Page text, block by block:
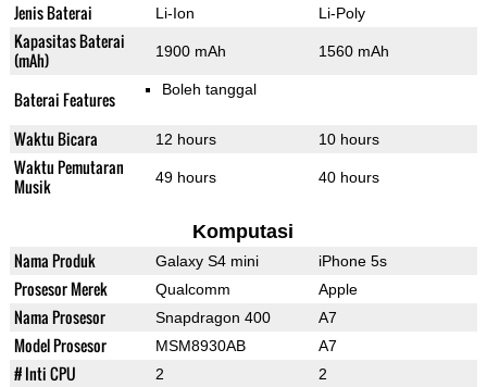
Jenis Baterai Li-Ion Li-Poly
Kapasitas Baterai
(mAh)
1900 mAh 1560 mAh
Baterai Features Boleh tanggal
Waktu Bicara 12 hours 10 hours
Waktu Pemutaran
Musik
49 hours 40 hours
Komputasi
Nama Produk Galaxy S4 mini iPhone 5s
Prosesor Merek Qualcomm Apple
Nama Prosesor Snapdragon 400 A7
Model Prosesor MSM8930AB A7
# Inti CPU 2 2